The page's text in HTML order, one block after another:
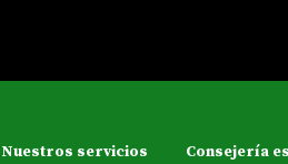
Nuestros servicios Consejería